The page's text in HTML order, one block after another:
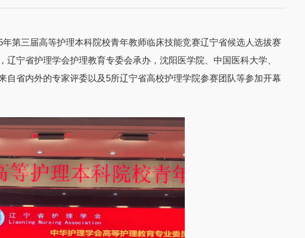
年第三届高等护理本科院校青年教师临床技能竞赛辽宁省候选人选拔赛
宁省护理学会护理教育专委会承办，沈阳医学院、中国医科大学、
省内外的专家评委以及5所辽宁省高校护理学院参赛团队等参加开幕